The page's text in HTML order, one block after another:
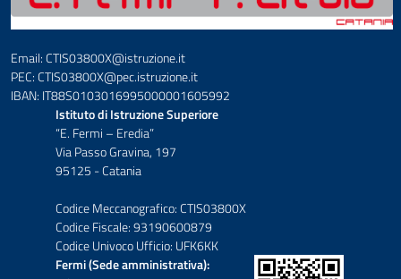
Email: CTIS03800X@istruzione.it
PEC: CTIS03800X@pec.istruzione.it
IBAN: IT88S0103016995000001605992
Istituto di Istruzione Superiore
“E. Fermi – Eredia”
Via Passo Gravina, 197
95125 - Catania
Codice Meccanografico: CTIS03800X
Codice Fiscale: 93190600879
Codice Univoco Ufficio: UFK6KK
Fermi (Sede amministrativa):